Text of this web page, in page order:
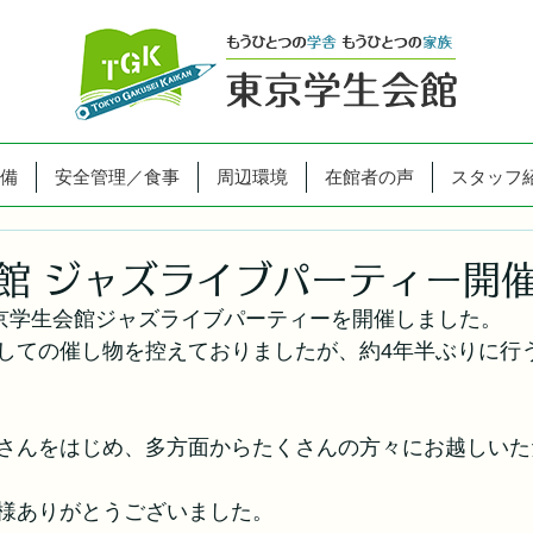
安全管理／食事 周辺環境 在館者の声 スタッフ
ジャズライブパーティー開
生会館ジャズライブパーティーを開催しました。
ての催し物を控えておりましたが、約4年半ぶりに行
んをはじめ、多方面からたくさんの方々にお越しい
ありがとうございました。